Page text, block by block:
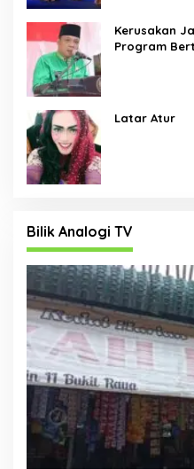
Kerusakan
Program
Latar Atur
Bilik Analogi TV